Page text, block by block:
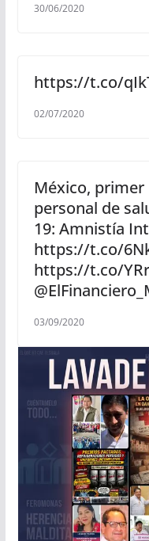
30/06/2020
https://t.co/
02/07/2020
México,
personal de
19: Amnistía
https://t.co/
https://t.co/
03/09/2020